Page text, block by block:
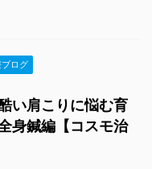
ログ
い肩こりに悩む育
身鍼編【コスモ治